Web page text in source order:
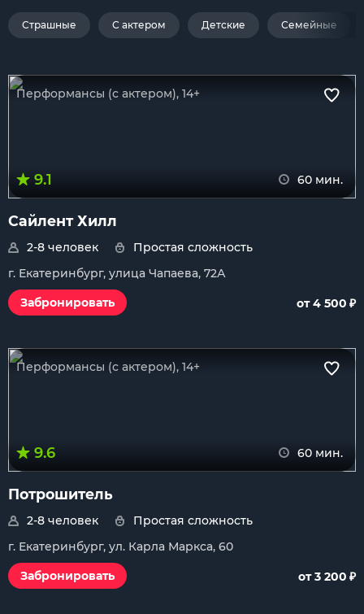
Страшные С актером Детские Семейные
Перформансы (с актером), 14+
9.1 60 мин.
Сайлент Хилл
2-8 человек
Простая сложность
г. Екатеринбург, улица Чапаева, 72А
Забронировать
от 4 500 ₽
Перформансы (с актером), 14+
9.6 60 мин.
Потрошитель
2-8 человек
Простая сложность
г. Екатеринбург, ул. Карла Маркса, 60
Забронировать
от 3 200 ₽